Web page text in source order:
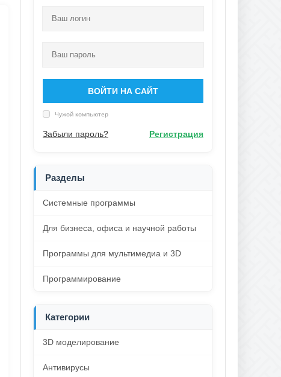
ВОЙТИ НА САЙТ
Чужой компьютер
Забыли пароль? Регистрация
Разделы
Системные программы
Для бизнеса, офиса и научной работы
Программы для мультимедиа и 3D
Программирование
Категории
3D моделирование
Антивирусы